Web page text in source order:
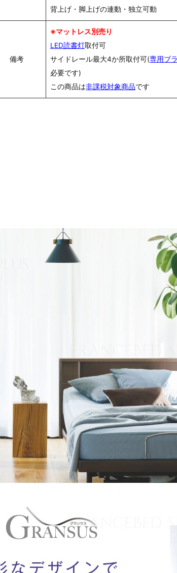
背上げ・脚上げの連動・独立可動
備考
※マットレス別売り
LED読書灯取付可
サイドレール最大4か所取付可(専用ブ
必要です)
この商品は非課税対象商品です